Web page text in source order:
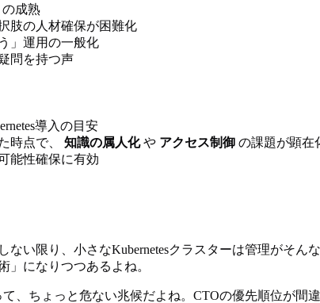
の成熟
肢の人材確保が困難化
」運用の一般化
問を持つ声
導入の目安
時点で、 知識の属人化や アクセス制御 の課題が顕在
能性確保に有効
ない限り、小さなKubernetesクラスターは管理がそ
」になりつつあるよね。
、ちょっと危ない兆候だよね。CTOの優先順位が